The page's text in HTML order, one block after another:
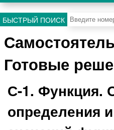
БЫСТРЫЙ ПОИСК
Готовые
С-1. Функция.
определения